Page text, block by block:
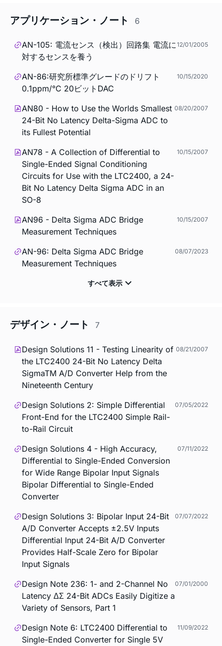
アプリケーション・ノート 6
AN-105: 電流センス（検出）回路集 電流に
対するセンスを養う
12/01/2005
AN-86:研究所標準グレードのドリフト
0.1ppm/°C 20ビットDAC
10/15/2020
AN80 - How to Use the Worlds Smallest
24-Bit No Latency Delta-Sigma ADC to
its Fullest Potential
08/20/2007
AN78 - A Collection of Differential to
Single-Ended Signal Conditioning
Circuits for Use with the LTC2400, a 24-
Bit No Latency Delta Sigma ADC in an
SO-8
10/15/2007
AN96 - Delta Sigma ADC Bridge
Measurement Techniques
10/15/2007
AN-96: Delta Sigma ADC Bridge
Measurement Techniques
08/07/2023
デザイン・ノート 7
Design Solutions 11 - Testing Linearity of
the LTC2400 24-Bit No Latency Delta
SigmaTM A/D Converter Help from the
Nineteenth Century
08/21/2007
Design Solutions 2: Simple Differential
Front-End for the LTC2400 Simple Rail-
to-Rail Circuit
07/05/2022
Design Solutions 4 - High Accuracy,
Differential to Single-Ended Conversion
for Wide Range Bipolar Input Signals
Bipolar Differential to Single-Ended
Converter
07/11/2022
Design Solutions 3: Bipolar Input 24-Bit
A/D Converter Accepts ±2.5V Inputs
Differential Input 24-Bit A/D Converter
Provides Half-Scale Zero for Bipolar
Input Signals
07/07/2022
Design Note 236: 1- and 2-Channel No
Latency ΔΣ 24-Bit ADCs Easily Digitize a
Variety of Sensors, Part 1
07/01/2000
Design Note 6: LTC2400 Differential to
Single-Ended Converter for Single 5V
11/09/2022